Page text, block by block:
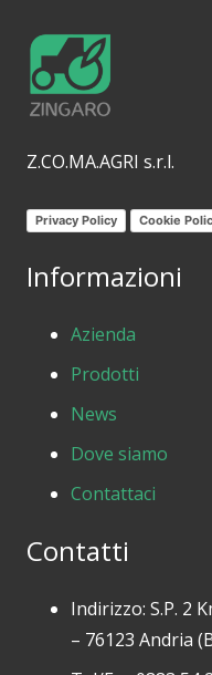
Z.CO.MA.AGRI s.r.l.
Privacy Policy Cookie
Informazioni
Azienda
Prodotti
News
Dove siamo
Contattaci
Contatti
Indirizzo: S.P. 2
– 76123 Andria